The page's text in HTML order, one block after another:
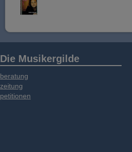
Die Musikergilde
beratung
zeitung
petitionen